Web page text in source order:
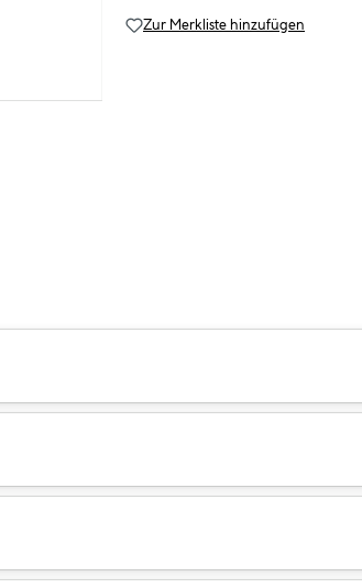
Zur Merkliste hinzufügen